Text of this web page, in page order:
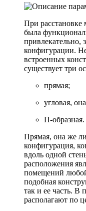
При расстановке
была
привлекательно,
конфигурации.
встроенных
существует три
прямая;
угловая,
П-образная.
Прямая, она же
конфигурация,
вдоль одной
расположения
помещений
подобная
так и ее часть. В
располагают по